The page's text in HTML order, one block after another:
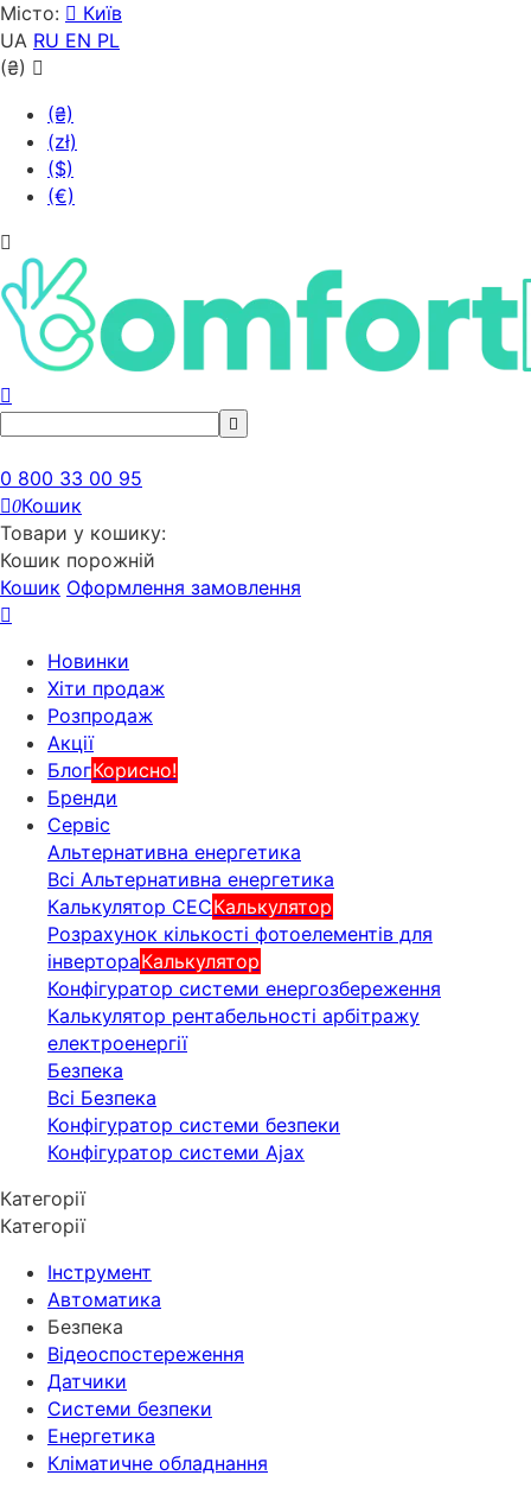
Місто:
Київ
UA RU EN PL
(₴)
(₴)
(zł)
($)
(€)
0 800 33 00 95
0Кошик
Товари у кошику:
Кошик порожній
Кошик Оформлення замовлення
Новинки
Хіти продаж
Розпродаж
Акції
БлогКорисно!
Бренди
Сервіс
Альтернативна енергетика
Всі Альтернативна енергетика
Калькулятор СЕСКалькулятор
Розрахунок кількості фотоелементів для
інвертораКалькулятор
Конфігуратор системи енергозбереження
Калькулятор рентабельності арбітражу
електроенергії
Безпека
Всі Безпека
Конфігуратор системи безпеки
Конфігуратор системи Ajax
Категорії
Категорії
Інструмент
Автоматика
Безпека
Відеоспостереження
Датчики
Системи безпеки
Енергетика
Кліматичне обладнання